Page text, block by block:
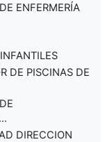
ENFERMERÍA
DE PISCINAS DE
DIRECCION